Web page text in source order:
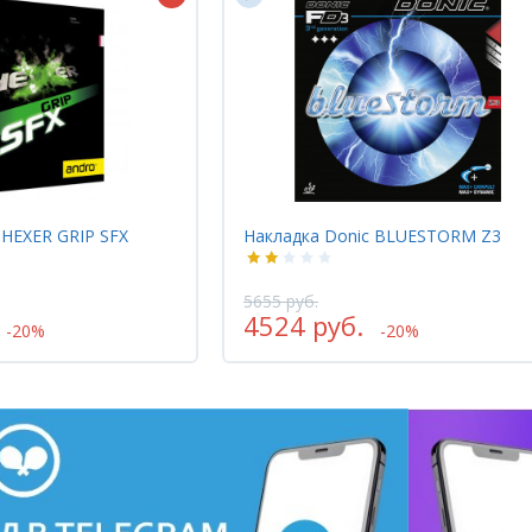
BLUESTORM Z3
-20%
Накладка Gewo NEXXUS EL PRO
5510 руб.
4408 руб. -20%